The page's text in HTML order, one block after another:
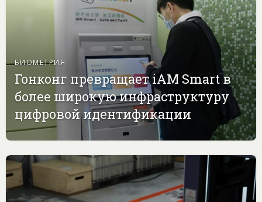
БИОМЕТРИЯ
Гонконг превращает iAM Smart в
более широкую инфраструктуру
цифровой идентификации